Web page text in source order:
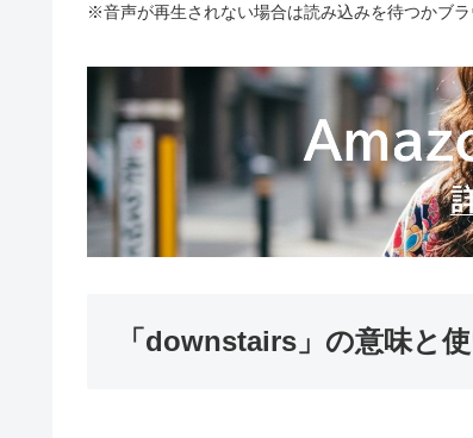
※音声が再生されない場合は読み込みを待つかブラ
「downstairs」の意味と